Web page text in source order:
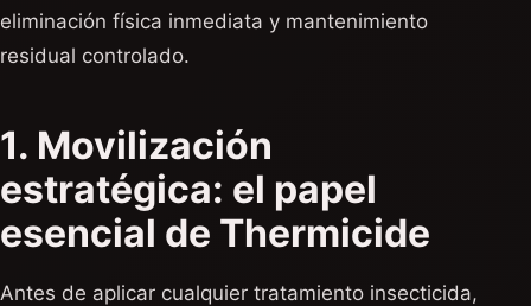
eliminación física inmediata y mantenimiento
residual controlado.
1. Movilización
estratégica: el papel
esencial de Thermicide
Antes de aplicar cualquier tratamiento insecticida,